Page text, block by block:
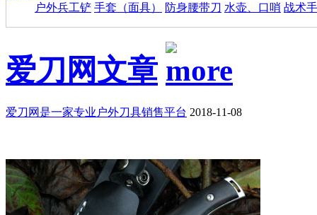
户外兵工铲 手套（面具） 防身腰带刀 水壶、口哨 战术
爱刀网文章
爱刀网是一家专业户外刀具销售平台 2018-11-08